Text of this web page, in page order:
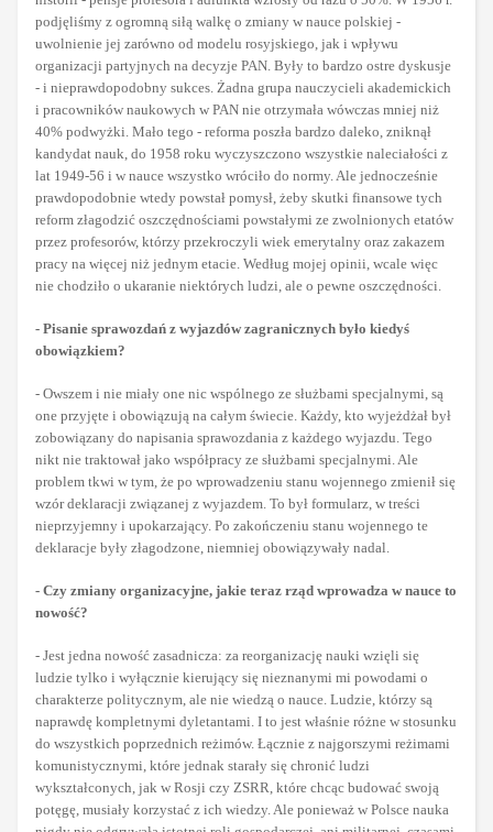
podjęliśmy z ogromną siłą walkę o zmiany w nauce polskiej -
uwolnienie jej zarówno od modelu rosyjskiego, jak i wpływu
organizacji partyjnych na decyzje PAN. Były to bardzo ostre dyskusje
- i nieprawdopodobny sukces. Żadna grupa nauczycieli akademickich
i pracowników naukowych w PAN nie otrzymała wówczas mniej niż
40% podwyżki. Mało tego - reforma poszła bardzo daleko, zniknął
kandydat nauk, do 1958 roku wyczyszczono wszystkie naleciałości z
lat 1949-56 i w nauce wszystko wróciło do normy. Ale jednocześnie
prawdopodobnie wtedy powstał pomysł, żeby skutki finansowe tych
reform złagodzić oszczędnościami powstałymi ze zwolnionych etatów
przez profesorów, którzy przekroczyli wiek emerytalny oraz zakazem
pracy na więcej niż jednym etacie. Według mojej opinii, wcale więc
nie chodziło o ukaranie niektórych ludzi, ale o pewne oszczędności.
- Pisanie sprawozdań z wyjazdów zagranicznych było kiedyś
obowiązkiem?
- Owszem i nie miały one nic wspólnego ze służbami specjalnymi, są
one przyjęte i obowiązują na całym świecie. Każdy, kto wyjeżdżał był
zobowiązany do napisania sprawozdania z każdego wyjazdu. Tego
nikt nie traktował jako współpracy ze służbami specjalnymi. Ale
problem tkwi w tym, że po wprowadzeniu stanu wojennego zmienił się
wzór deklaracji związanej z wyjazdem. To był formularz, w treści
nieprzyjemny i upokarzający. Po zakończeniu stanu wojennego te
deklaracje były złagodzone, niemniej obowiązywały nadal.
- Czy zmiany organizacyjne, jakie teraz rząd wprowadza w nauce to
nowość?
- Jest jedna nowość zasadnicza: za reorganizację nauki wzięli się
ludzie tylko i wyłącznie kierujący się nieznanymi mi powodami o
charakterze politycznym, ale nie wiedzą o nauce. Ludzie, którzy są
naprawdę kompletnymi dyletantami. I to jest właśnie różne w stosunku
do wszystkich poprzednich reżimów. Łącznie z najgorszymi reżimami
komunistycznymi, które jednak starały się chronić ludzi
wykształconych, jak w Rosji czy ZSRR, które chcąc budować swoją
potęgę, musiały korzystać z ich wiedzy. Ale ponieważ w Polsce nauka